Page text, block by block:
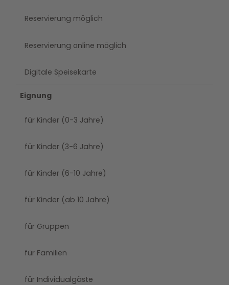
Reservierung möglich
Reservierung online möglich
Digitale Speisekarte
Eignung
für Kinder (0-3 Jahre)
für Kinder (3-6 Jahre)
für Kinder (6-10 Jahre)
für Kinder (ab 10 Jahre)
für Gruppen
für Familien
für Individualgäste